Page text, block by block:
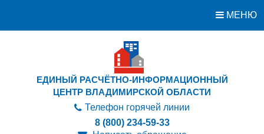
МЕНЮ
ЕДИНЫЙ РАСЧЁТНО-ИНФОРМАЦИОННЫЙ
ЦЕНТР ВЛАДИМИРСКОЙ ОБЛАСТИ
Телефон горячей линии
8 (800) 234-59-33